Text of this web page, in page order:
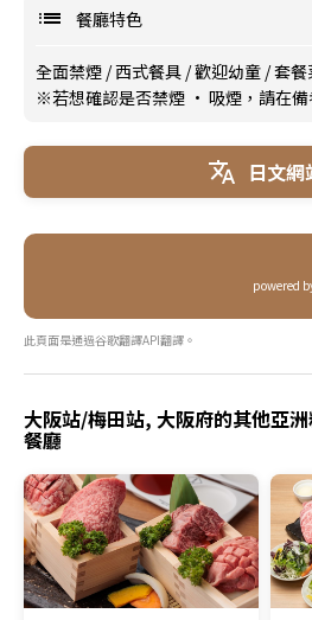
餐廳特色
全面禁煙 /西式餐具 /歡迎幼童 /套餐
※若想確認是否禁煙 · 吸煙，請在備
日文網
powered
此頁面是通過谷歌翻譯API翻譯。
大阪站/梅田站, 大阪府的其他亞
餐廳